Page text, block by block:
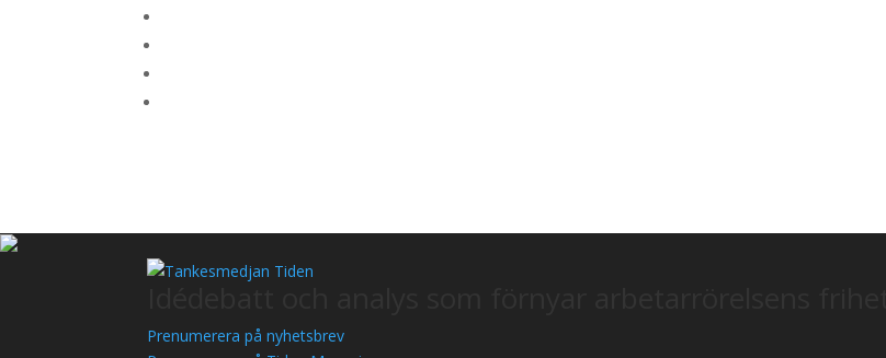
Prenumerera på nyhetsbrev